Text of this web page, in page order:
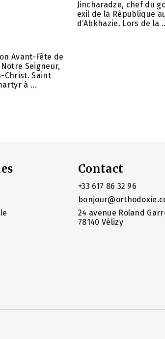
Jincharadze, chef du
exil de la République
d’Abkhazie. Lors de la
Avant-Fête de
Seigneur,
Christ. Saint
à ...
Contact
+33 617 86 32 96
24 avenue Roland
78140 Vélizy